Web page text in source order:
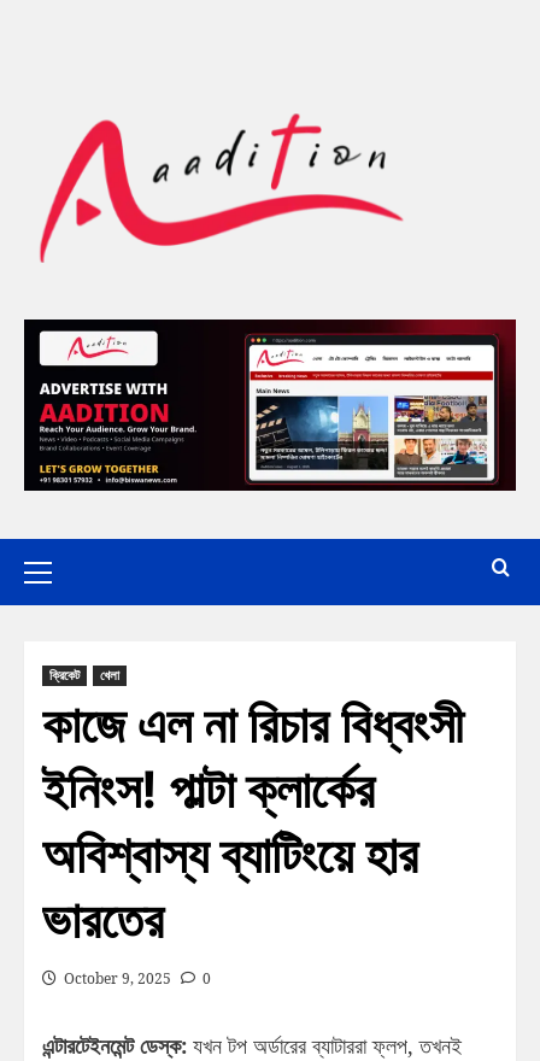
ক্রিকেট খেলা
কাজে এল না রিচার বিধ্বংসী
ইনিংস! পাল্টা ক্লার্কের
অবিশ্বাস্য ব্যাটিংয়ে হার
ভারতের
October 9, 2025 0
এন্টারটেইনমেন্ট ডেস্ক: যখন টপ অর্ডারের ব্যাটাররা ফ্লপ, তখনই